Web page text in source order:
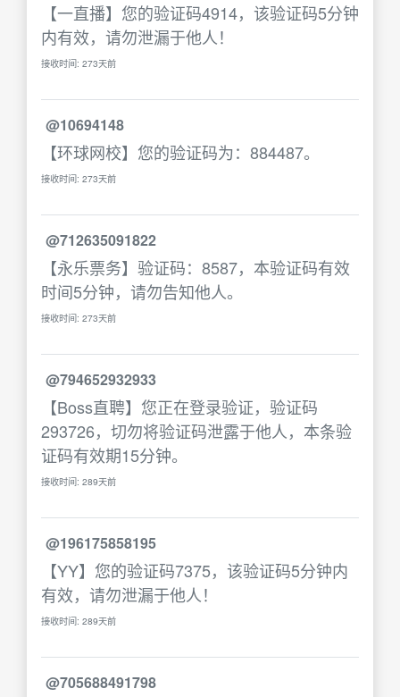
【一直播】您的验证码4914，该验证码5分钟
内有效，请勿泄漏于他人！
接收时间: 273天前
@10694148
【环球网校】您的验证码为：884487。
接收时间: 273天前
@712635091822
【永乐票务】验证码：8587，本验证码有效
时间5分钟，请勿告知他人。
接收时间: 273天前
@794652932933
【Boss直聘】您正在登录验证，验证码
293726，切勿将验证码泄露于他人，本条验
证码有效期15分钟。
接收时间: 289天前
@196175858195
【YY】您的验证码7375，该验证码5分钟内
有效，请勿泄漏于他人！
接收时间: 289天前
@705688491798